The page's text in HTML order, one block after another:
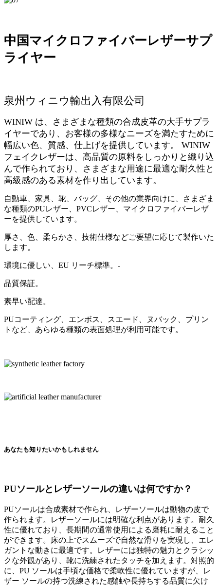
中国マイクロファイバーレザーサプ
ライヤー
泉州ウィニウ輸出入有限公司
WINIW は、さまざまな種類の合成皮革の大手サプラ
イヤーであり、お客様の多様なニーズを満たすために
幅広い色、質感、仕上げを提供しています。 WINIW
フェイクレザーは、高品質の原料をしっかりと織り込
んで作られており、さまざまな用途に最適な耐久性と
高級感のある素材を作り出しています。
自動車、家具、靴、バッグ、その他の業界向けに、さまざま
な種類のPUレザー、PVCレザー、マイクロファイバーレザ
ーを提供しています。
厚さ、色、柔らかさ、技​​術仕様などご要望に応じて製作いた
します。
環境に優しい、EU リーチ標準。-
品質保証。
素早い配達。
PUコーティング、エンボス、スエード、ヌバック、プリン
トなど、あらゆる種類の表面処理が利用可能です。
あなたも知りたいかもしれません
PUソールとレザーソールの違いは何ですか？
PUソールは合成素材で作られ、レザーソールは動物の皮で
作られます。レザーソールには明確な利点があります。耐久
性に優れており、長期間の通常使用による磨耗に耐えること
ができます。床の上でスムーズで自然な滑りを実現し、エレ
ガントな動きに最適です。レザーには独特の魅力とクラシッ
クな外観があり、靴に洗練されたタッチを加えます。対照的
に、PU ソールは手頃な価格で柔軟性に優れていますが、レ
ザー ソールの持つ洗練された感触や長持ちする品質に欠け